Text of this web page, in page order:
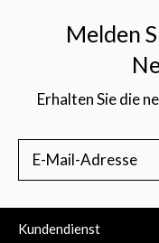
Melden
Erhalten Sie die
Kundendienst